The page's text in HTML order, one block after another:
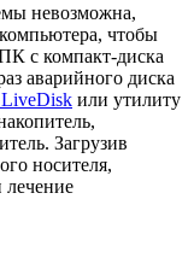
невозможна,
чтобы
с компакт-диска
аварийного диска
или утилиту
Загрузив
носителя,